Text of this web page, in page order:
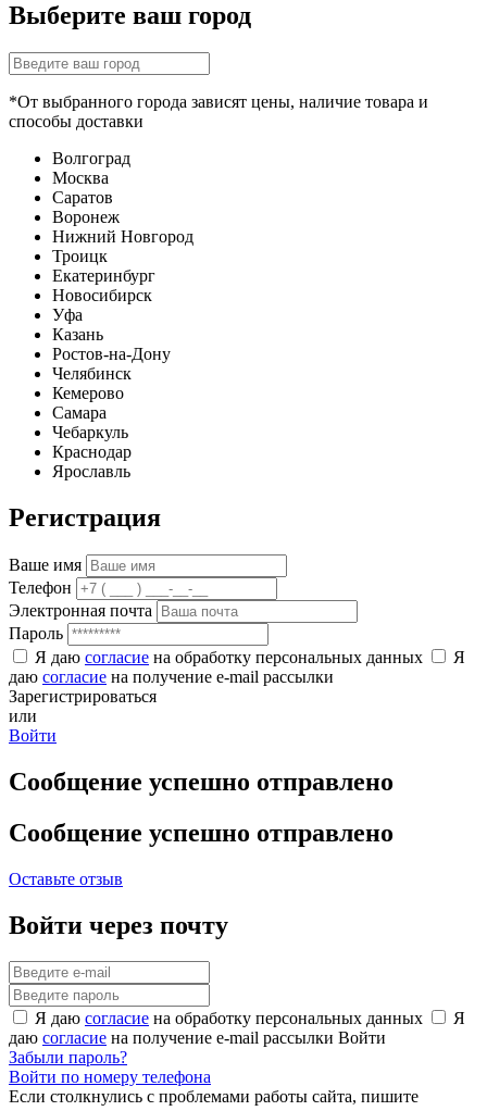
Выберите ваш город
*От выбранного города зависят цены, наличие товара и
способы доставки
Волгоград
Москва
Саратов
Воронеж
Нижний Новгород
Троицк
Екатеринбург
Новосибирск
Уфа
Казань
Ростов-на-Дону
Челябинск
Кемерово
Самара
Чебаркуль
Краснодар
Ярославль
Регистрация
Ваше имя
Телефон
Электронная почта
Пароль
Я даю согласие на обработку персональных данных
Я
даю согласие на получение e-mail рассылки
Зарегистрироваться
или
Войти
Сообщение успешно отправлено
Сообщение успешно отправлено
Оставьте отзыв
Войти через почту
Я даю согласие на обработку персональных данных
Я
даю согласие на получение e-mail рассылки Войти
Забыли пароль?
Войти по номеру телефона
Если столкнулись с проблемами работы сайта, пишите